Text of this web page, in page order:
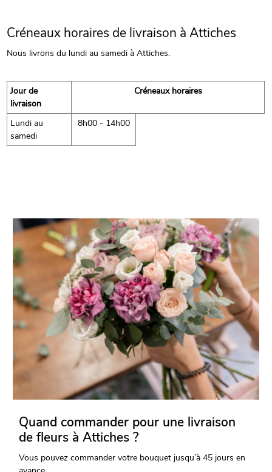
Créneaux horaires de livraison à Attiches
Nous livrons du lundi au samedi à Attiches.
Jour de
livraison
Créneaux horaires
Lundi au
samedi
8h00 - 14h00
Quand commander pour une livraison
de fleurs à Attiches ?
Vous pouvez commander votre bouquet jusqu’à 45 jours en